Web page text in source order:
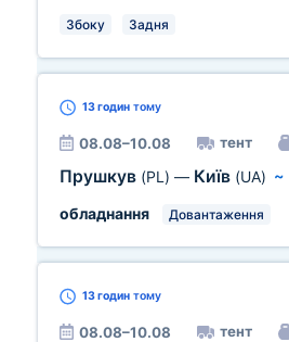
Збоку Задня
13 годин тому
08.08–10.08 тент
Прушкув (PL) — Київ (UA) ~
обладнання
Довантаження
13 годин тому
08.08–10.08 тент